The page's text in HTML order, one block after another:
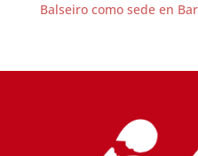
Balseiro como sede en